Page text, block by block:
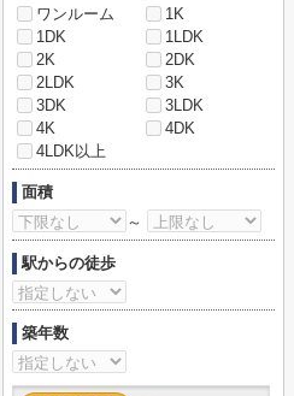
ワンルーム
1K
1DK
1LDK
2K
2DK
2LDK
3K
3DK
3LDK
4K
4DK
4LDK以上
面積
～
駅からの徒歩
築年数